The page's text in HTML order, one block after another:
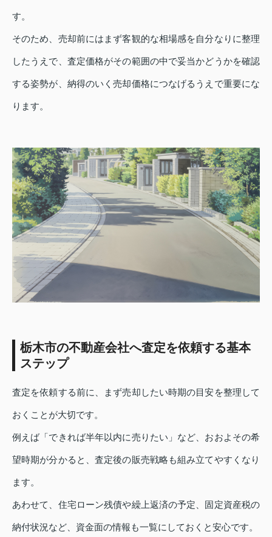
す。
そのため、売却前にはまず客観的な相場感を自分なりに整理
したうえで、査定価格がその範囲の中で妥当かどうかを確認
する姿勢が、納得のいく売却価格につなげるうえで重要にな
ります。
栃木市の不動産会社へ査定を依頼する基本
ステップ
査定を依頼する前に、まず売却したい時期の目安を整理して
おくことが大切です。
例えば「できれば半年以内に売りたい」など、おおよその希
望時期が分かると、査定後の販売戦略も組み立てやすくなり
ます。
あわせて、住宅ローン残債や繰上返済の予定、固定資産税の
納付状況など、資金面の情報も一覧にしておくと安心です。